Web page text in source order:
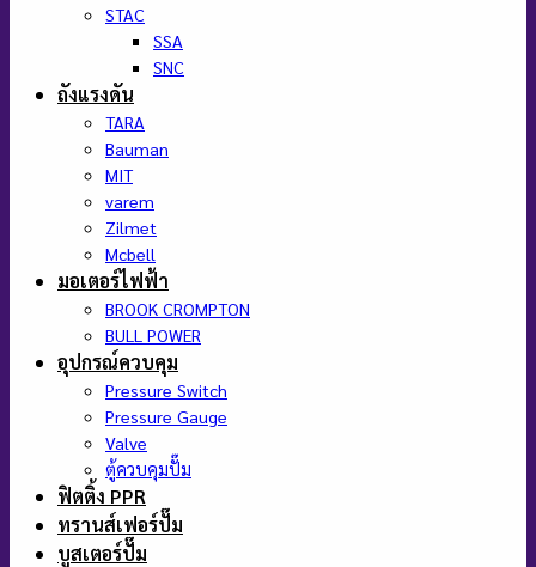
STAC
SSA
SNC
ถังแรงดัน
TARA
Bauman
MIT
varem
Zilmet
Mcbell
มอเตอร์ไฟฟ้า
BROOK CROMPTON
BULL POWER
อุปกรณ์ควบคุม
Pressure Switch
Pressure Gauge
Valve
ตู้ควบคุมปั๊ม
ฟิตติ้ง PPR
ทรานส์เฟอร์ปั๊ม
บูสเตอร์ปั๊ม